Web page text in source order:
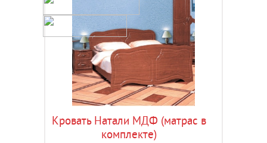
Кровать Натали МДФ (матрас в
комплекте)